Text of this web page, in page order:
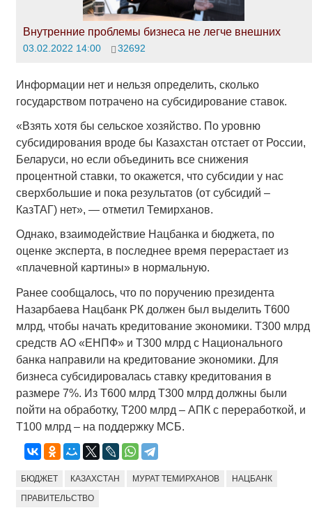
Внутренние проблемы бизнеса не легче внешних
03.02.2022 14:00 32692
Информации нет и нельзя определить, сколько
государством потрачено на субсидирование ставок.
«Взять хотя бы сельское хозяйство. По уровню
субсидирования вроде бы Казахстан отстает от России,
Беларуси, но если объединить все снижения
процентной ставки, то окажется, что субсидии у нас
сверхбольшие и пока результатов (от субсидий –
КазТАГ) нет», — отметил Темирханов.
Однако, взаимодействие Нацбанка и бюджета, по
оценке эксперта, в последнее время перерастает из
«плачевной картины» в нормальную.
Ранее сообщалось, что по поручению президента
Назарбаева Нацбанк РК должен был выделить Т600
млрд, чтобы начать кредитование экономики. Т300 млрд
средств АО «ЕНПФ» и Т300 млрд с Национального
банка направили на кредитование экономики. Для
бизнеса субсидировалась ставку кредитования в
размере 7%. Из Т600 млрд Т300 млрд должны были
пойти на обработку, Т200 млрд – АПК с переработкой, и
Т100 млрд – на поддержку МСБ.
БЮДЖЕТ КАЗАХСТАН МУРАТ ТЕМИРХАНОВ НАЦБАНК
ПРАВИТЕЛЬСТВО